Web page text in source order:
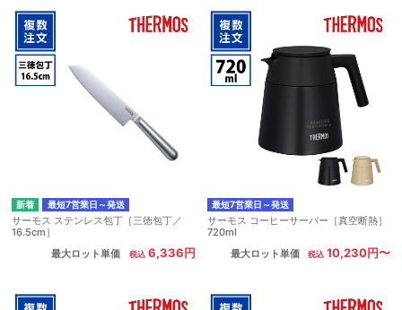
最短7営業日～発送
サーモス ステンレス包丁［三徳包丁／
16.5cm］
最大ロット単価
6,336円
最短7営業日～発送
サーモス コーヒーサーバー［真空断熱］
720ml
最大ロット単価
10,230円〜